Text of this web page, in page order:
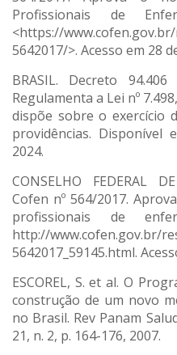
Profissionais de
<https://
5642017/>. Acesso em 28
BRASIL. Decreto
Regulamenta a Lei nº
dispõe sobre o exercício
providências. Disponível
2024.
CONSELHO FEDERAL
Cofen nº 564/2017.
profissionais de
http://www.cofen.gov.br/
5642017_59145.html.
ESCOREL, S. et al. O
construção de um novo
no Brasil. Rev Panam
21, n. 2, p. 164-176, 2007.